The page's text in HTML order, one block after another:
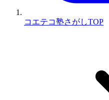
コエテコ塾さがしTOP